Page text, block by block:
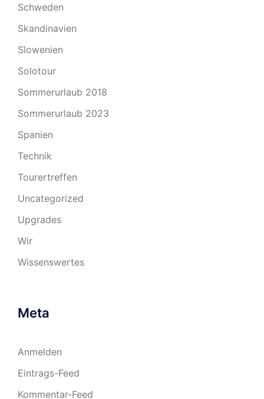
Schweden
Skandinavien
Slowenien
Solotour
Sommerurlaub 2018
Sommerurlaub 2023
Spanien
Technik
Tourertreffen
Uncategorized
Upgrades
Wir
Wissenswertes
Meta
Anmelden
Eintrags-Feed
Kommentar-Feed